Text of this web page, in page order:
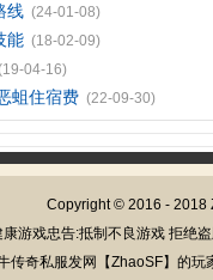
线 (24-01-08)
能 (18-02-09)
04-16)
蛆住宿费 (22-09-30)
Copyright © 2016 - 2018
康游戏忠告:抵制不良游戏 拒绝
传奇私服发网【ZhaoSF】的